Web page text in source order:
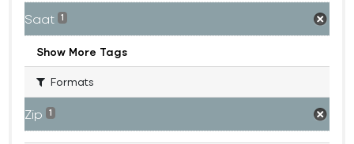
Saat 1
Show More Tags
Formats
Zip 1